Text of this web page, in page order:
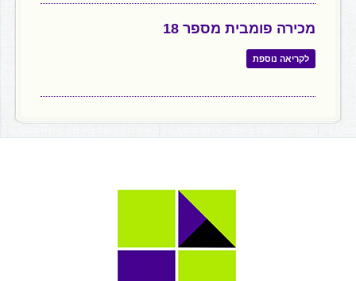
מכירה פומבית מספר 18
לקריאה נוספת